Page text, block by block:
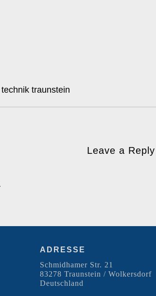
traunstein
Leave a Reply
ADRESSE
Schmidhamer Str. 21
83278 Traunstein / Wolkersdorf
Deutschland